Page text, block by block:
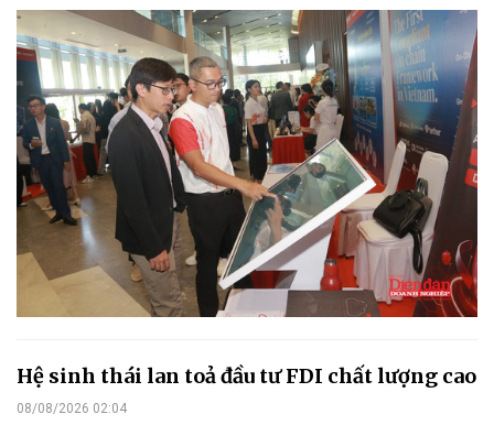
Hệ sinh thái lan toả đầu tư FDI chất lượng cao
08/08/2026 02:04